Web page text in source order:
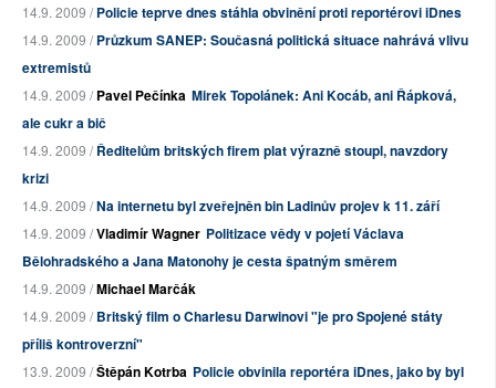
14.9. 2009 /Policie teprve dnes stáhla obvinění proti reportérovi iDnes
14.9. 2009 /Průzkum SANEP: Současná politická situace nahrává vlivu
extremistů
14.9. 2009 /Pavel Pečínka Mirek Topolánek: Ani Kocáb, ani Řápková,
ale cukr a bič
14.9. 2009 /Ředitelům britských firem plat výrazně stoupl, navzdory
krizi
14.9. 2009 /Na internetu byl zveřejněn bin Ladinův projev k 11. září
14.9. 2009 /Vladimír Wagner Politizace vědy v pojetí Václava
Bělohradského a Jana Matonohy je cesta špatným směrem
14.9. 2009 /Michael Marčák
14.9. 2009 /Britský film o Charlesu Darwinovi "je pro Spojené státy
příliš kontroverzní"
13.9. 2009 /Štěpán Kotrba Policie obvinila reportéra iDnes, jako by byl